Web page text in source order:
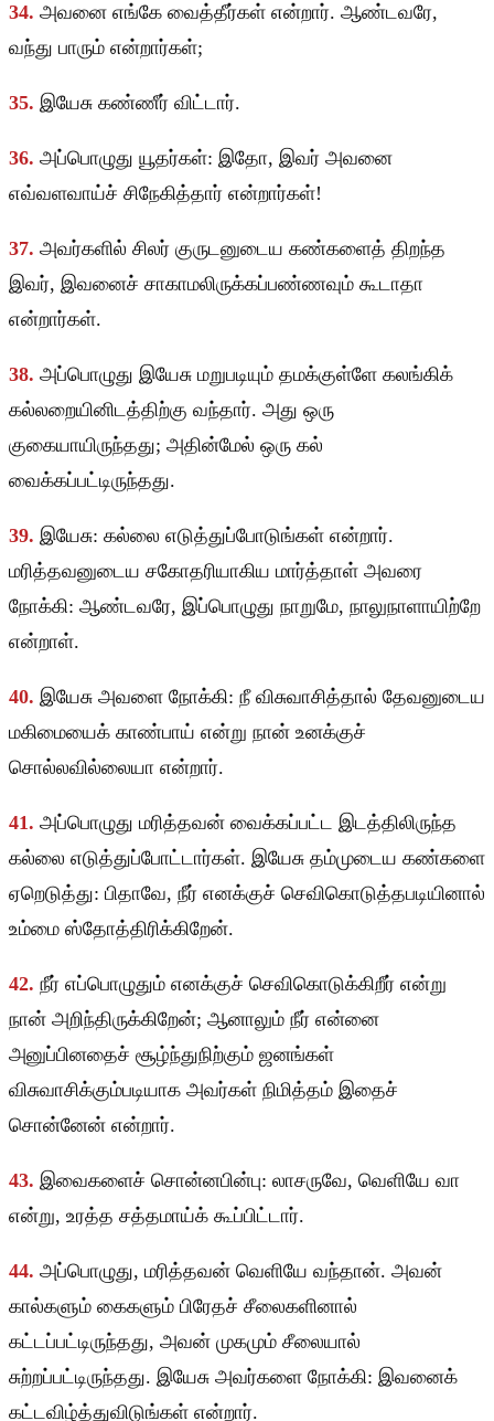
34. அவனை எங்கே வைத்தீர்கள் என்றார். ஆண்டவரே,
வந்து பாரும் என்றார்கள்;
35. இயேசு கண்ணீர் விட்டார்.
36. அப்பொழுது யூதர்கள்: இதோ, இவர் அவனை
எவ்வளவாய்ச் சிநேகித்தார் என்றார்கள்!
37. அவர்களில் சிலர் குருடனுடைய கண்களைத் திறந்த
இவர், இவனைச் சாகாமலிருக்கப்பண்ணவும் கூடாதா
என்றார்கள்.
38. அப்பொழுது இயேசு மறுபடியும் தமக்குள்ளே கலங்கிக்
கல்லறையினிடத்திற்கு வந்தார். அது ஒரு
குகையாயிருந்தது; அதின்மேல் ஒரு கல்
வைக்கப்பட்டிருந்தது.
39. இயேசு: கல்லை எடுத்துப்போடுங்கள் என்றார்.
மரித்தவனுடைய சகோதரியாகிய மார்த்தாள் அவரை
நோக்கி: ஆண்டவரே, இப்பொழுது நாறுமே, நாலுநாளாயிற்றே
என்றாள்.
40. இயேசு அவளை நோக்கி: நீ விசுவாசித்தால் தேவனுடைய
மகிமையைக் காண்பாய் என்று நான் உனக்குச்
சொல்லவில்லையா என்றார்.
41. அப்பொழுது மரித்தவன் வைக்கப்பட்ட இடத்திலிருந்த
கல்லை எடுத்துப்போட்டார்கள். இயேசு தம்முடைய கண்களை
ஏறெடுத்து: பிதாவே, நீர் எனக்குச் செவிகொடுத்தபடியினால்
உம்மை ஸ்தோத்திரிக்கிறேன்.
42. நீர் எப்பொழுதும் எனக்குச் செவிகொடுக்கிறீர் என்று
நான் அறிந்திருக்கிறேன்; ஆனாலும் நீர் என்னை
அனுப்பினதைச் சூழ்ந்துநிற்கும் ஜனங்கள்
விசுவாசிக்கும்படியாக அவர்கள் நிமித்தம் இதைச்
சொன்னேன் என்றார்.
43. இவைகளைச் சொன்னபின்பு: லாசருவே, வெளியே வா
என்று, உரத்த சத்தமாய்க் கூப்பிட்டார்.
44. அப்பொழுது, மரித்தவன் வெளியே வந்தான். அவன்
கால்களும் கைகளும் பிரேதச் சீலைகளினால்
கட்டப்பட்டிருந்தது, அவன் முகமும் சீலையால்
சுற்றப்பட்டிருந்தது. இயேசு அவர்களை நோக்கி: இவனைக்
கட்டவிழ்த்துவிடுங்கள் என்றார்.